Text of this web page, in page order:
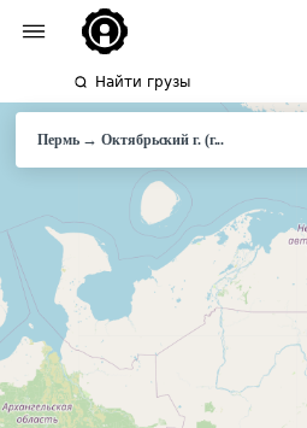
Найти грузы
Пермь→Октябрьскийг. (г...